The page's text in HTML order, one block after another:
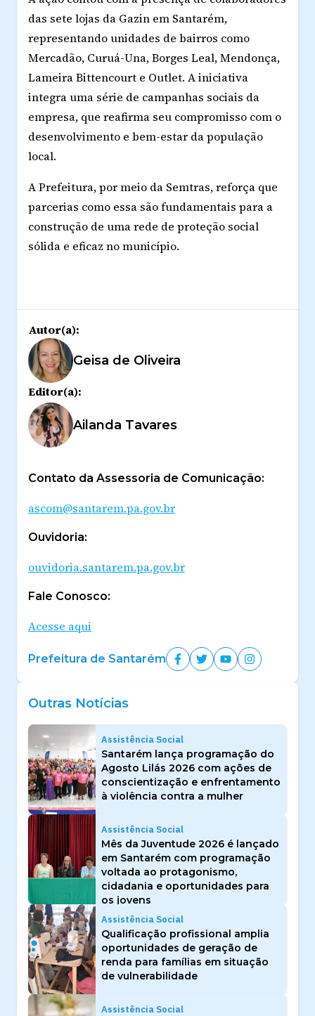
das sete lojas da Gazin em Santarém,
representando unidades de bairros como
Mercadão, Curuá-Una, Borges Leal, Mendonça,
Lameira Bittencourt e Outlet. A iniciativa
integra uma série de campanhas sociais da
empresa, que reafirma seu compromisso com o
desenvolvimento e bem-estar da população
local.
A Prefeitura, por meio da Semtras, reforça que
parcerias como essa são fundamentais para a
construção de uma rede de proteção social
sólida e eficaz no município.
Autor(a):
Geisa de Oliveira
Editor(a):
Ailanda Tavares
Contato da Assessoria de Comunicação:
ascom@santarem.pa.gov.br
Ouvidoria:
ouvidoria.santarem.pa.gov.br
Fale Conosco:
Acesse aqui
Prefeitura de Santarém
Outras Notícias
Assistência Social
Santarém lança programação do
Agosto Lilás 2026 com ações de
conscientização e enfrentamento
à violência contra a mulher
Assistência Social
Mês da Juventude 2026 é lançado
em Santarém com programação
voltada ao protagonismo,
cidadania e oportunidades para
os jovens
Assistência Social
Qualificação profissional amplia
oportunidades de geração de
renda para famílias em situação
de vulnerabilidade
Assistência Social